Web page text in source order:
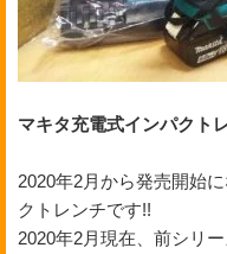
マキタ充電式インパクト
2020年2月から発売開始
クトレンチです!!
2020年2月現在、前シリ